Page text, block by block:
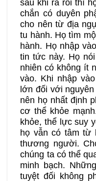
sau khi ra rồi thì
chắn có duyên
cho nên từ địa
tu hành. Họ tìm
hành. Họ nhập
tin tức này. Họ
nhiên có không ít
vào. Khi nhập
lớn đối với
nên họ nhất định
cơ thể khỏe
khỏe, thể lực suy
họ vẫn có tâm từ
thương người.
chúng ta có thể
minh bạch.
tuyệt đối không